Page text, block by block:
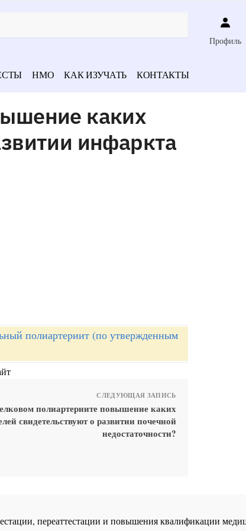
Профиль
НМО КАК ИЗУЧАТЬ КОНТАКТЫ
каких
инфаркта
полиартериит (по утвержденным
СЛЕДУЮЩАЯ ЗАПИСЬ
полиартериите повышение каких
свидетельствуют о развитии почечной
недостаточности?
переаттестации и повышения квалификации